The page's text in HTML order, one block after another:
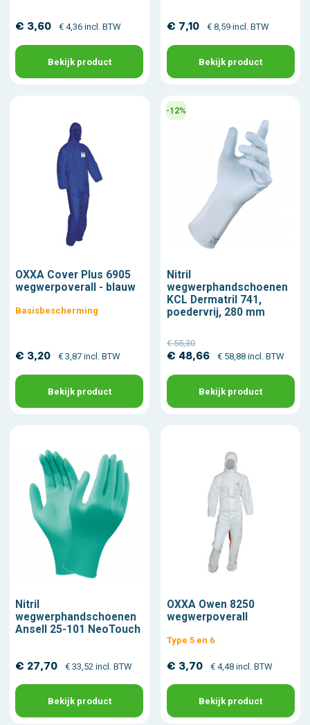
€ 3,60 € 4,36 incl. BTW
Bekijk product
€ 7,10 € 8,59 incl. BTW
Bekijk product
OXXA Cover Plus 6905
wegwerpoverall - blauw
Basisbescherming
€ 3,20 € 3,87 incl. BTW
Bekijk product
-12%
Nitril
wegwerphandschoenen
KCL Dermatril 741,
poedervrij, 280 mm
€ 55,30
€ 48,66 € 58,88 incl. BTW
Bekijk product
Nitril
wegwerphandschoenen
Ansell 25-101 NeoTouch
€ 27,70 € 33,52 incl. BTW
Bekijk product
OXXA Owen 8250
wegwerpoverall
Type 5 en 6
€ 3,70 € 4,48 incl. BTW
Bekijk product